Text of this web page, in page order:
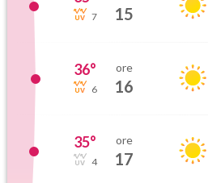
7 15
36°
6
ore
16
35°
4
ore
17